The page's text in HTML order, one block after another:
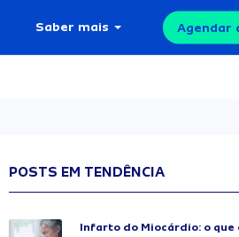
Saber mais Agendar
POSTS EM TENDÊNCIA
Infarto do Miocárdio: o que